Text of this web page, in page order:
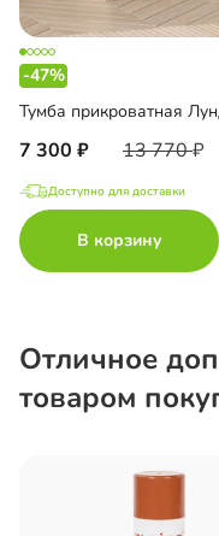
-47%
Тумба прикроватная
7 300 13 770
Доступно для доставки
В корзину
Отличное
товаром